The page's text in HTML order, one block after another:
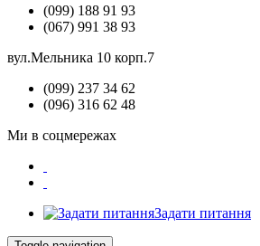
(099) 188 91 93
(067) 991 38 93
вул.Мельника 10 корп.7
(099) 237 34 62
(096) 316 62 48
Ми в соцмережах
Задати питання